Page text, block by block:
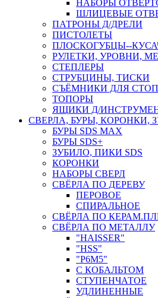
НАБОРЫ
ШЛИЦЕВЫЕ
ПАТРОНЫ Д/ДРЕЛИ
ПИСТОЛЕТЫ
ПЛОСКОГУБЦЫ--
РУЛЕТКИ, УРОВНИ,
СТЕПЛЕРЫ
СТРУБЦИНЫ, ТИСКИ
СЪЁМНИКИ ДЛЯ
ТОПОРЫ
ЯЩИКИ Д/
СВЕРЛА, БУРЫ, КОРОНКИ,
БУРЫ SDS MAX
БУРЫ SDS+
ЗУБИЛО, ПИКИ SDS
КОРОНКИ
НАБОРЫ СВЕРЛ
СВЁРЛА ПО ДЕРЕВУ
ПЕРОВОЕ
СПИРАЛЬНОЕ
СВЁРЛА ПО
СВЁРЛА ПО МЕТАЛЛУ
"HAISSER"
"HSS"
"Р6М5"
С КОБАЛЬТОМ
СТУПЕНЧАТОЕ
УДЛИНЕННЫЕ